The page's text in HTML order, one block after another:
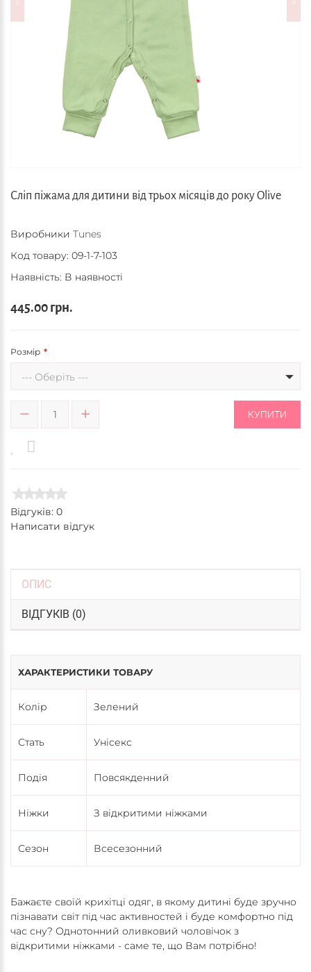
Сліп піжама для дитини від трьох місяців до року Olive
Виробники Tunes
Код товару: 09-1-7-103
Наявність: В наявності
445.00 грн.
Розмір
--- Оберіть ---
КУПИТИ
Відгуків: 0
Написати відгук
ОПИС
ВІДГУКІВ (0)
ХАРАКТЕРИСТИКИ ТОВАРУ
Колір Зелений
Стать Унісекс
Подія Повсякденний
Ніжки З відкритими ніжками
Сезон Всесезонний
Бажаєте своїй крихітці одяг, в якому дитині буде зручно
пізнавати світ під час активностей і буде комфортно під
час сну? Однотонний оливковий чоловічок з
відкритими ніжками - саме те, що Вам потрібно!